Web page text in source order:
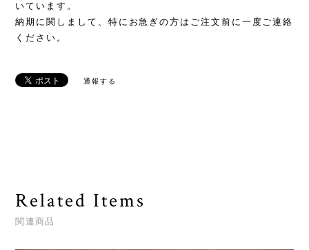
いています。
納期に関しまして、特にお急ぎの方はご注文前に一度ご連絡
ください。
通報する
Related Items
関連商品